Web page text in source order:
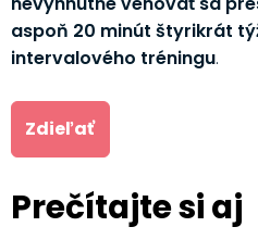
aspoň 20 minút štyrikrát
intervalového tréningu.
Zdieľať
Prečítajte si aj